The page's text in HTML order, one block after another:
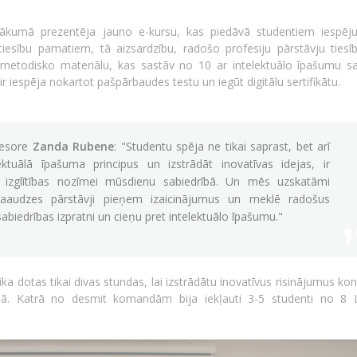
prezentēja jauno e-kursu, kas piedāvā studentiem
pamatiem, tā aizsardzību, radošo profesiju pārstāvju
materiālu, kas sastāv no 10 ar intelektuālo īpašumu
iespēja nokartot pašpārbaudes testu un iegūt digitālu sertifikātu.
Zanda Rubene: "Studentu spēja ne tikai saprast, bet arī
īpašuma principus un izstrādāt inovatīvas idejas, ir
izglītības nozīmei mūsdienu sabiedrībā. Un mēs uzskatāmi
pārstāvji pieņem izaicinājumus un meklē radošus
izpratni un cieņu pret intelektuālo īpašumu."
dotas tikai divas stundas, lai izstrādātu inovatīvus risinājumus
Katrā no desmit komandām bija iekļauti 3-5 studenti no 8